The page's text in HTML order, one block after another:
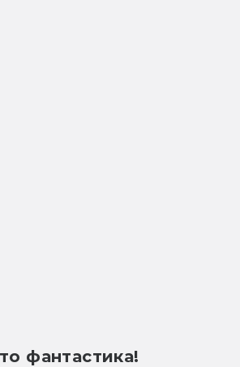
фантастика!